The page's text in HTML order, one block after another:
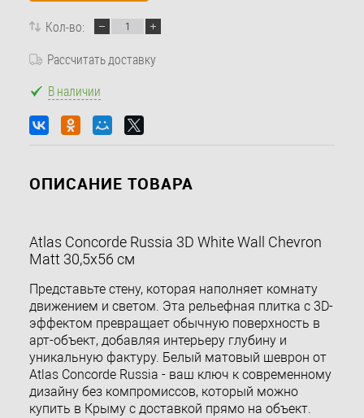
Кол-во:
Рассчитать доставку
В наличии
ОПИСАНИЕ ТОВАРА
Atlas Concorde Russia 3D White Wall Chevron
Matt 30,5x56 см
Представьте стену, которая наполняет комнату
движением и светом. Эта рельефная плитка с 3D-
эффектом превращает обычную поверхность в
арт-объект, добавляя интерьеру глубину и
уникальную фактуру. Белый матовый шеврон от
Atlas Concorde Russia - ваш ключ к современному
дизайну без компромиссов, который можно
купить в Крыму с доставкой прямо на объект.